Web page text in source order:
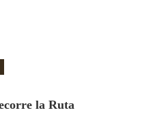
la Ruta